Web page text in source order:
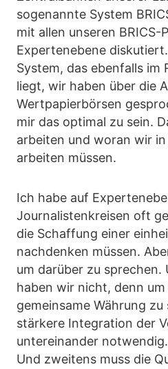
sogenannte System
mit allen unseren BRICS-
Expertenebene
System, das ebenfalls im
liegt, wir haben über die
Wertpapierbörsen
mir das optimal zu sein.
arbeiten und woran wir
arbeiten müssen.
Ich habe auf
Journalistenkreisen oft
die Schaffung einer
nachdenken müssen.
um darüber zu sprechen.
haben wir nicht, denn
gemeinsame Währung
stärkere Integration der
untereinander
Und zweitens muss die